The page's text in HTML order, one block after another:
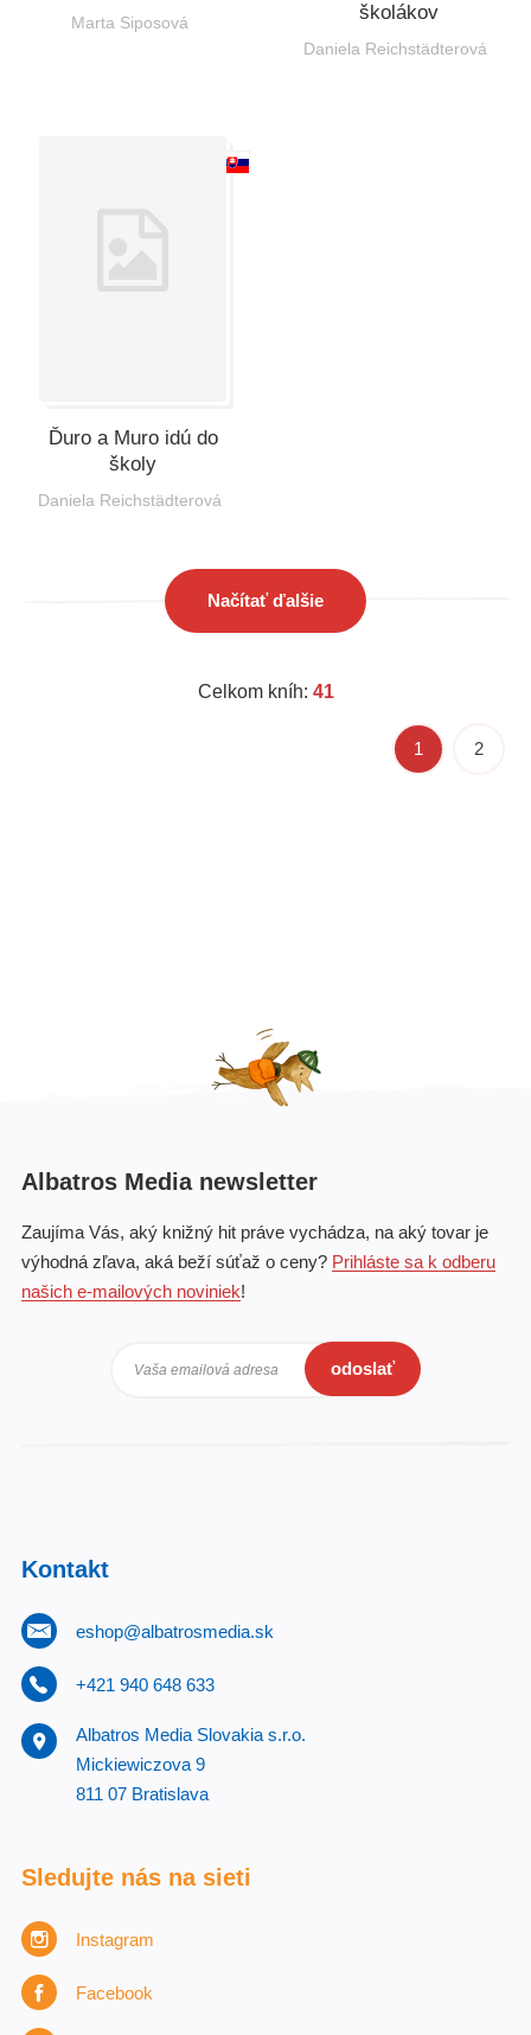
Marta Siposová
školákov
Daniela Reichstädterová
Ďuro a Muro idú do
školy
Daniela Reichstädterová
Načítať ďalšie
Celkom kníh: 41
1 2
Albatros Media newsletter
Zaujíma Vás, aký knižný hit práve vychádza, na aký tovar je
výhodná zľava, aká beží súťaž o ceny? Prihláste sa k odberu
našich e-mailových noviniek!
Vaša emailová adresa odoslať
Kontakt
eshop@albatrosmedia.sk
+421 940 648 633
Albatros Media Slovakia s.r.o.
Mickiewiczova 9
811 07 Bratislava
Sledujte nás na sieti
Instagram
Facebook